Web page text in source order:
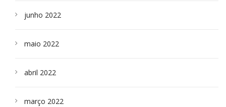
junho 2022
maio 2022
abril 2022
março 2022